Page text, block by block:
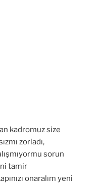
kadromuz size
zorladı,
sorun
tamir
onaralım yeni